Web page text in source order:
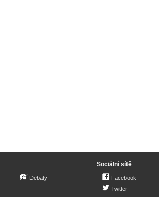
Debaty
Sociální sítě
Facebook
Twitter